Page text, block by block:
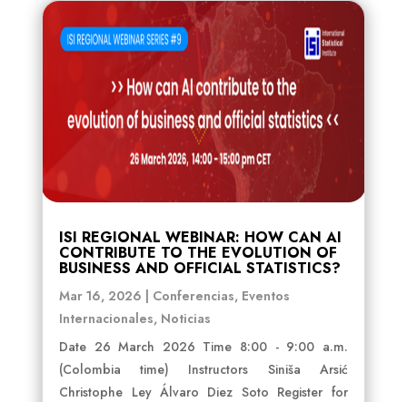
ISI REGIONAL WEBINAR: HOW CAN AI
CONTRIBUTE TO THE EVOLUTION OF
BUSINESS AND OFFICIAL STATISTICS?
Mar 16, 2026 | Conferencias, Eventos
Internacionales, Noticias
Date 26 March 2026 Time 8:00 - 9:00 a.m.
(Colombia time) Instructors Siniša Arsić
Christophe Ley Álvaro Diez Soto Register for